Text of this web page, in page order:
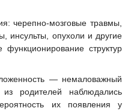
черепно-мозговые травмы,
инсульты, опухоли и другие
структур
— немаловажный
родителей наблюдались
их появления у